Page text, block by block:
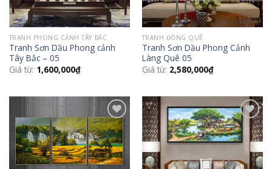
TRANH PHONG CẢNH TÂY BẮC
Tranh Sơn Dầu Phong cảnh
Tây Bắc – 05
Giá từ: 1,600,000₫
TRANH ĐỒNG QUÊ
Tranh Sơn Dầu Phong Cảnh
Làng Quê 05
Giá từ: 2,580,000₫
Add to
Wishlist
Add to
Wishlist